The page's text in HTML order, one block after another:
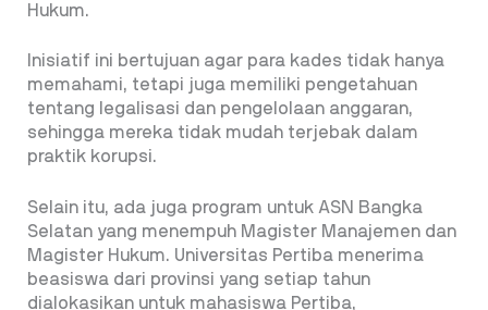
Hukum.
Inisiatif ini bertujuan agar para kades tidak hanya
memahami, tetapi juga memiliki pengetahuan
tentang legalisasi dan pengelolaan anggaran,
sehingga mereka tidak mudah terjebak dalam
praktik korupsi.
Selain itu, ada juga program untuk ASN Bangka
Selatan yang menempuh Magister Manajemen dan
Magister Hukum. Universitas Pertiba menerima
beasiswa dari provinsi yang setiap tahun
dialokasikan untuk mahasiswa Pertiba,